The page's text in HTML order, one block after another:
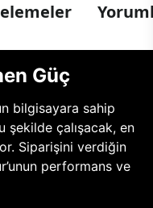
Güç
bilgisayara sahip
çalışacak, en
Siparişini verdiğin
performans ve